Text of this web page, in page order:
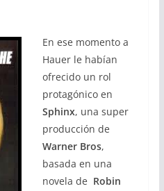
En ese momento a
Hauer le habían
ofrecido un rol
protagónico en
Sphinx, una super
producción de
Warner Bros,
basada en una
novela de Robin